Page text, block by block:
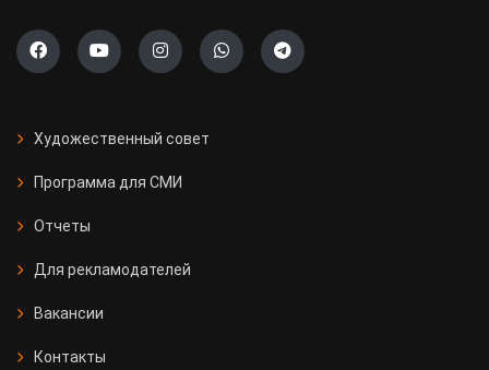
Художественный совет
Программа для СМИ
Отчеты
Для рекламодателей
Вакансии
Контакты